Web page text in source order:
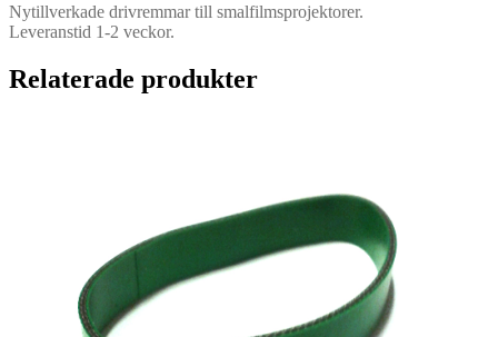
Nytillverkade drivremmar till smalfilmsprojektorer.
Leveranstid 1-2 veckor.
Relaterade produkter